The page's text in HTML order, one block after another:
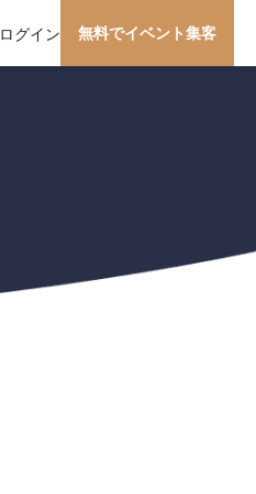
ログイン 無料でイベント集客